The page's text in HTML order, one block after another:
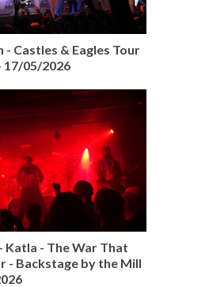
- Castles & Eagles Tour
17/05/2026
Katla - The War That
- Backstage by the Mill